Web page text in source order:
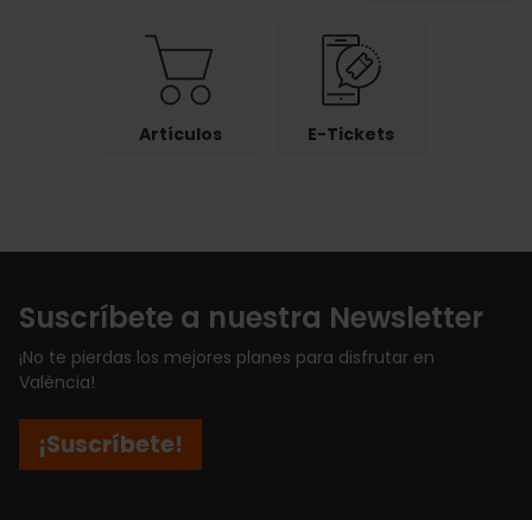
Artículos E-Tickets
Suscríbete a nuestra Newsletter
¡No te pierdas los mejores planes para disfrutar en
València!
¡Suscríbete!